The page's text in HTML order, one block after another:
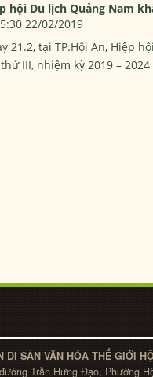
hội Du lịch Quảng Nam
22/02/2019
21.2, tại TP.Hội An, Hiệp
III, nhiệm kỳ 2019 –
DI SẢN VĂN HÓA THẾ GIỚI
Trần Hưng Đạo, Phường